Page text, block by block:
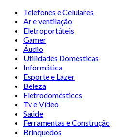
Telefones e Celulares
Ar e ventilação
Eletroportáteis
Gamer
Áudio
Utilidades Domésticas
Informática
Esporte e Lazer
Beleza
Eletrodomésticos
Tv e Vídeo
Saúde
Ferramentas e Construção
Brinquedos